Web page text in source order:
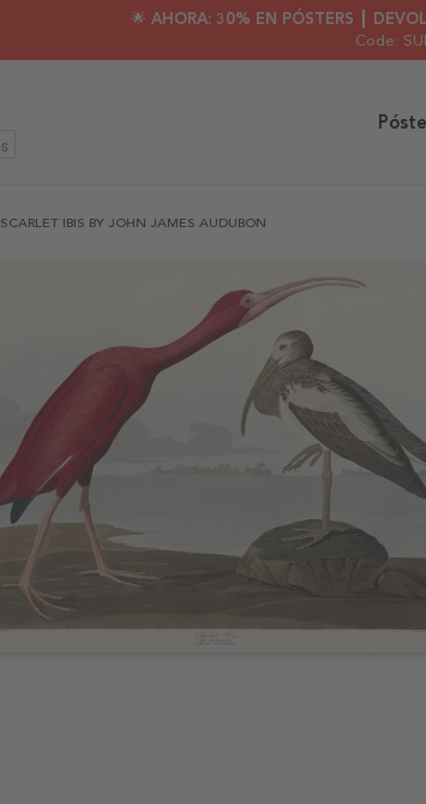
🌟 AHORA: 30% EN PÓSTERS ┃
Code:
SCARLET IBIS BY JOHN JAMES AUDUBON